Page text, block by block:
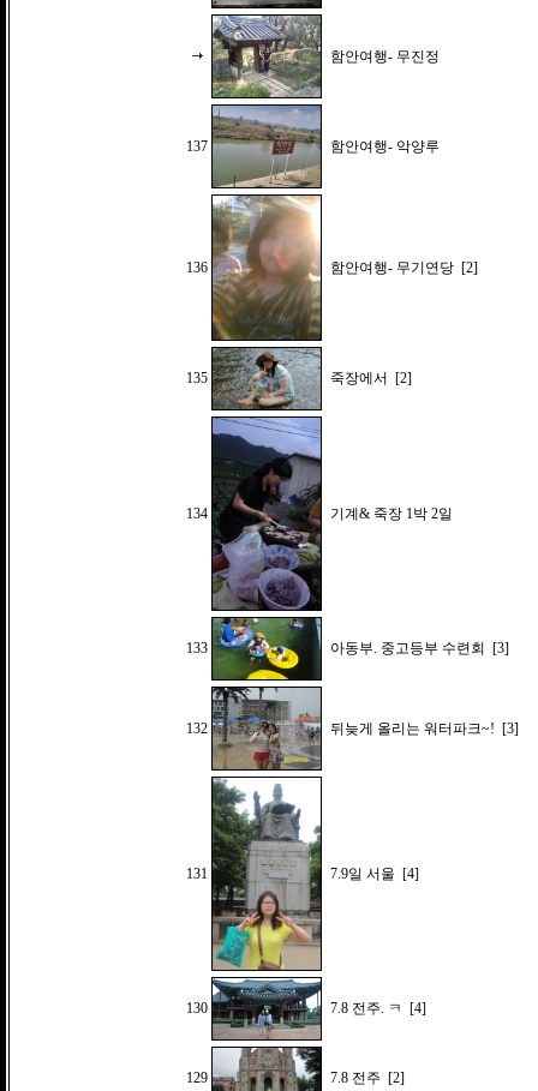
함안여행- 무진정
137 함안여행- 악양루
136 함안여행- 무기연당 [2]
135 죽장에서 [2]
134 기계& 죽장 1박 2일
133 아동부. 중고등부 수련회 [3]
132 뒤늦게 올리는 워터파크~! [3]
131 7.9일 서울 [4]
130 7.8 전주. ㅋ [4]
129 7.8 전주 [2]